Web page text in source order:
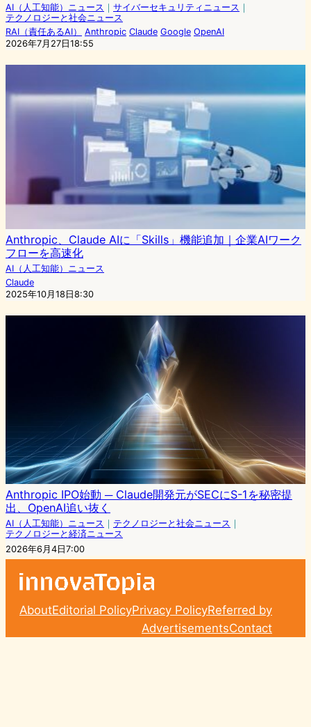
AI（人工知能）ニュース ｜ サイバーセキュリティニュース ｜
テクノロジーと社会ニュース
RAI（責任あるAI）
Anthropic Claude Google OpenAI
2026年7月27日18:55
Anthropic、Claude AIに「Skills」機能追加｜企業AIワーク
フローを高速化
AI（人工知能）ニュース
Claude
2025年10月18日8:30
Anthropic IPO始動 ─ Claude開発元がSECにS-1を秘密提
出、OpenAI追い抜く
AI（人工知能）ニュース ｜ テクノロジーと社会ニュース ｜
テクノロジーと経済ニュース
2026年6月4日7:00
AboutEditorial PolicyPrivacy PolicyReferred by
AdvertisementsContact